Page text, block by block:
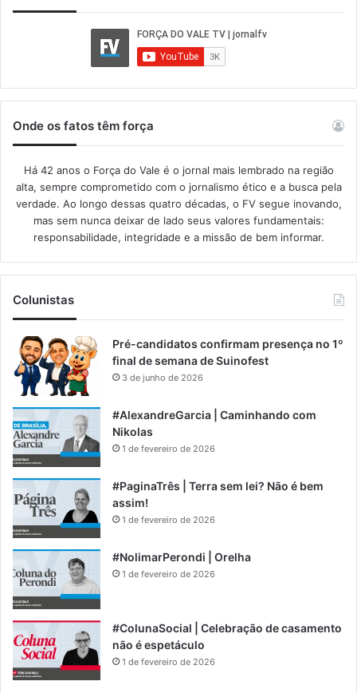
Onde os fatos têm força
Há 42 anos o Força do Vale é o jornal mais lembrado na região
alta, sempre comprometido com o jornalismo ético e a busca pela
verdade. Ao longo dessas quatro décadas, o FV segue inovando,
mas sem nunca deixar de lado seus valores fundamentais:
responsabilidade, integridade e a missão de bem informar.​
Colunistas
Pré-candidatos confirmam presença no 1º
final de semana de Suinofest
3 de junho de 2026
#AlexandreGarcia | Caminhando com
Nikolas
1 de fevereiro de 2026
#PaginaTrês | Terra sem lei? Não é bem
assim!
1 de fevereiro de 2026
#NolimarPerondi | Orelha
1 de fevereiro de 2026
#ColunaSocial | Celebração de casamento
não é espetáculo
1 de fevereiro de 2026